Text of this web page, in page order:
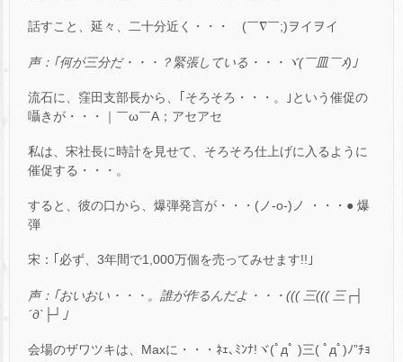
話すこと、延々、二十分近く・・・ゞ(￣∇￣;)ヲイヲイ
声：｢何が三分だ・・・？緊張している・・・ヾ(￣皿￣ﾒ)｣
流石に、窪田支部長から、｢そろそろ・・・。｣という催促の
囁きが・・・｜￣ω￣A；アセアセ
私は、宋社長に時計を見せて、そろそろ仕上げに入るように
催促する・・・。
すると、彼の口から、爆弾発言が・・・(ノ-o-)ノ ・・・● 爆
弾
宋：｢必ず、3年間で1,000万個を売ってみせます!!｣
声：｢おいおい・・・。誰が作るんだよ・・・((( 三((( 三┌┤
´д`├┘｣
会場のザワツキは、Maxに・・・ﾈｪ､ﾐﾝﾅ!ヾ(ﾟдﾟ )三( ﾟдﾟ)ﾉ”ﾁｮ